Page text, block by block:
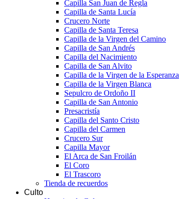
Capilla San Juan de Regla
Capilla de Santa Lucía
Crucero Norte
Capilla de Santa Teresa
Capilla de la Virgen del Camino
Capilla de San Andrés
Capilla del Nacimiento
Capilla de San Alvito
Capilla de la Virgen de la Esperanza
Capilla de la Virgen Blanca
Sepulcro de Ordoño II
Capilla de San Antonio
Presacristía
Capilla del Santo Cristo
Capilla del Carmen
Crucero Sur
Capilla Mayor
El Arca de San Froilán
El Coro
El Trascoro
Tienda de recuerdos
Culto